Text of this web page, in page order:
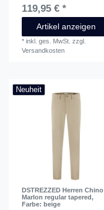
119,95 € *
Artikel anzeigen
*inkl. ges. MwSt. zzgl.
Versandkosten
Neuheit
DSTREZZED Herren Chino
Marlon regular tapered,
Farbe: beige